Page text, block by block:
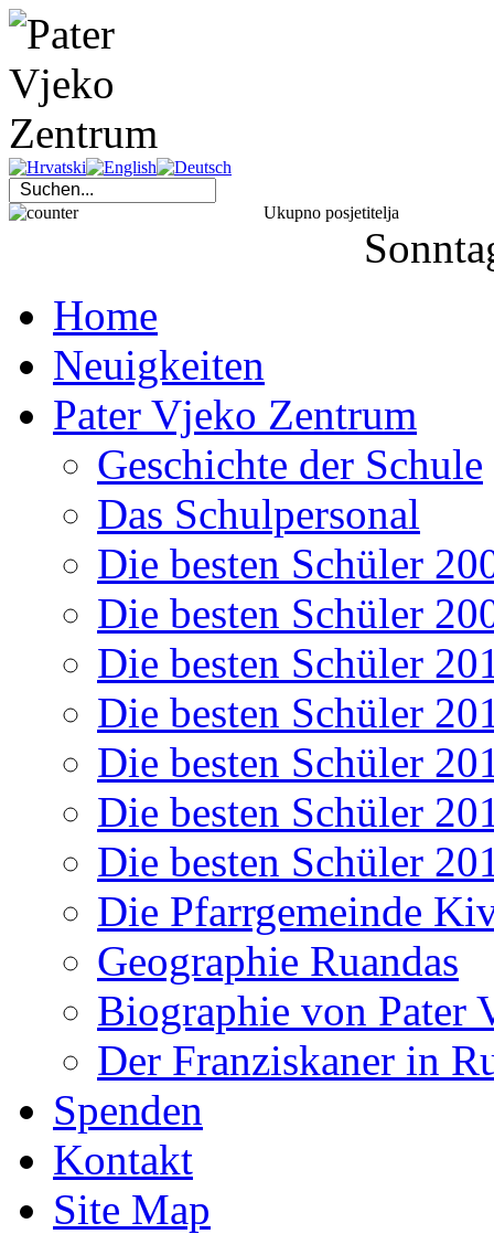
Ukupno posjetitelja
Home
Neuigkeiten
Pater Vjeko Zentrum
Geschichte der Schule
Das Schulpersonal
Die besten Schüler
Die besten Schüler
Die besten Schüler
Die besten Schüler
Die besten Schüler
Die besten Schüler
Die besten Schüler
Die Pfarrgemeinde
Geographie Ruandas
Biographie von Pater
Der Franziskaner in
Spenden
Kontakt
Site Map